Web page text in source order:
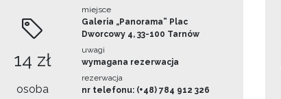
14 zł
osoba
miejsce
Galeria „Panorama” Plac
Dworcowy 4, 33-100 Tarnów
uwagi
wymagana rezerwacja
rezerwacja
nr telefonu: (+48) 784 912 326